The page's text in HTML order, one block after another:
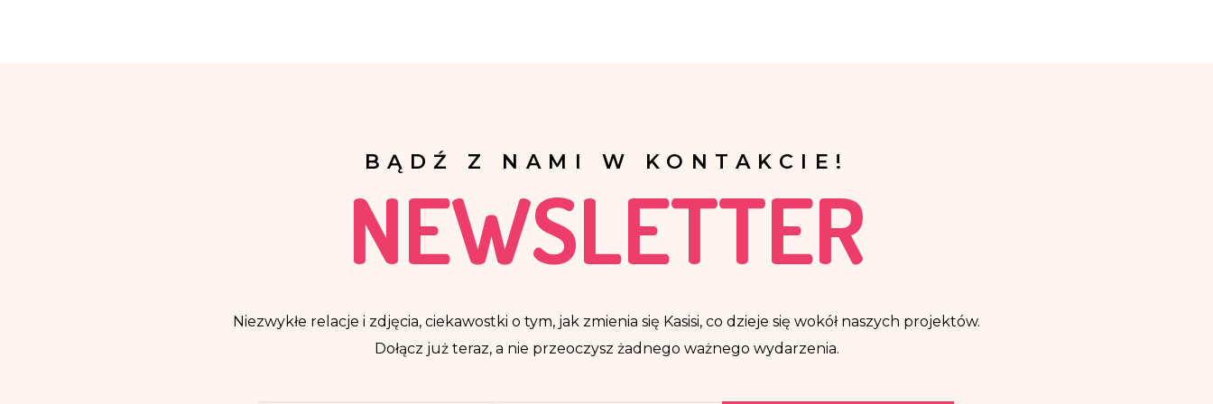
BĄDŹ Z NAMI W KONTAKCIE!
NEWSLETTER
Niezwykłe relacje i zdjęcia, ciekawostki o tym, jak zmienia się Kasisi, co dzieje się wokół naszych projektów.
Dołącz już teraz, a nie przeoczysz żadnego ważnego wydarzenia.